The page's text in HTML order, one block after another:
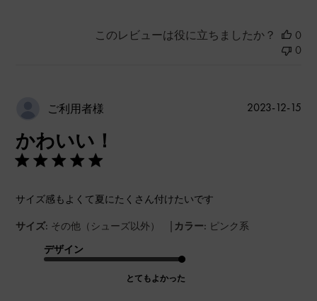
このレビューは役に立ちましたか？
0
0
ご利用者様
かわいい！
サイズ感もよくて夏にたくさん付けたいです
サイズ: その他（シューズ以外） | カラー: ピンク系
デザイン
とてもよかった
公
2023-12-15